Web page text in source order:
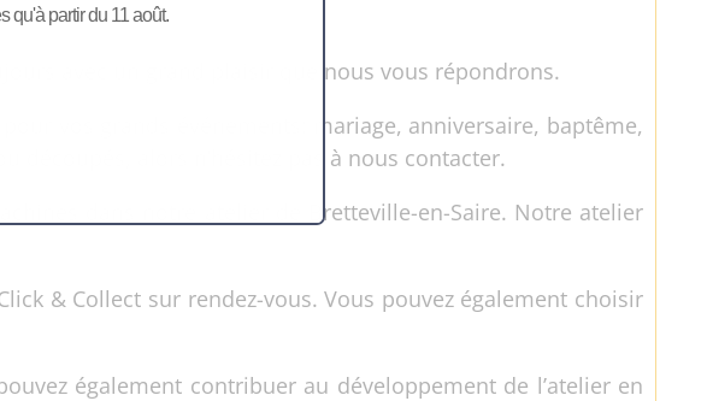
avec un grand plaisir que nous vous répondrons.
vos grands événements: mariage, anniversaire, baptême,
découpés, alors n’hésitez pas à nous contacter.
dans notre atelier de Bretteville-en-Saire. Notre atelier
& Collect sur rendez-vous. Vous pouvez également choisir
également contribuer au développement de l’atelier en
qu'à partir du 11 août.